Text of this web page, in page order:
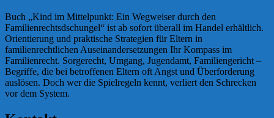
Buch „Kind im Mittelpunkt: Ein Wegweiser durch den
Familienrechtsdschungel“ ist ab sofort überall im Handel erhältlich.
Orientierung und praktische Strategien für Eltern in
familienrechtlichen Auseinandersetzungen Ihr Kompass im
Familienrecht. Sorgerecht, Umgang, Jugendamt, Familiengericht –
Begriffe, die bei betroffenen Eltern oft Angst und Überforderung
auslösen. Doch wer die Spielregeln kennt, verliert den Schrecken
vor dem System.